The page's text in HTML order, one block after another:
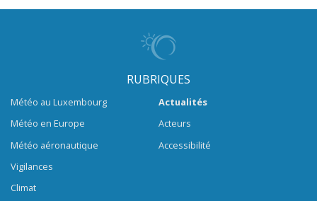
RUBRIQUES
Météo au Luxembourg
Météo en Europe
Météo aéronautique
Vigilances
Climat
Actualités
Acteurs
Accessibilité